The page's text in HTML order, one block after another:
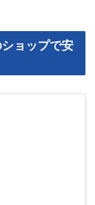
ョップで安